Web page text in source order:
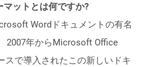
マットとは何ですか?
Wordドキュメントの有名
2007年からMicrosoft Office
スで導入されたこの新しいドキ